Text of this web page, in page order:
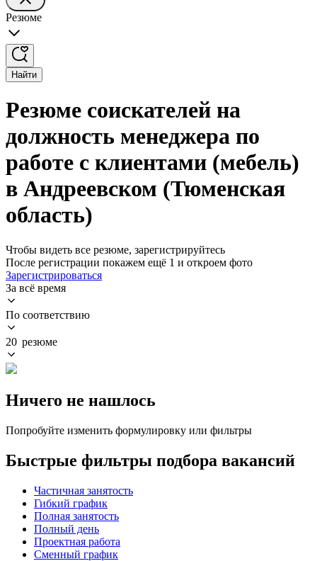
Резюме
Найти
Резюме соискателей на
должность менеджера по
работе с клиентами (мебель)
в Андреевском (Тюменская
область)
Чтобы видеть все резюме, зарегистрируйтесь
После регистрации покажем ещё 1 и откроем фото
Зарегистрироваться
За всё время
По соответствию
20 резюме
Ничего не нашлось
Попробуйте изменить формулировку или фильтры
Быстрые фильтры подбора вакансий
Частичная занятость
Гибкий график
Полная занятость
Полный день
Проектная работа
Сменный график